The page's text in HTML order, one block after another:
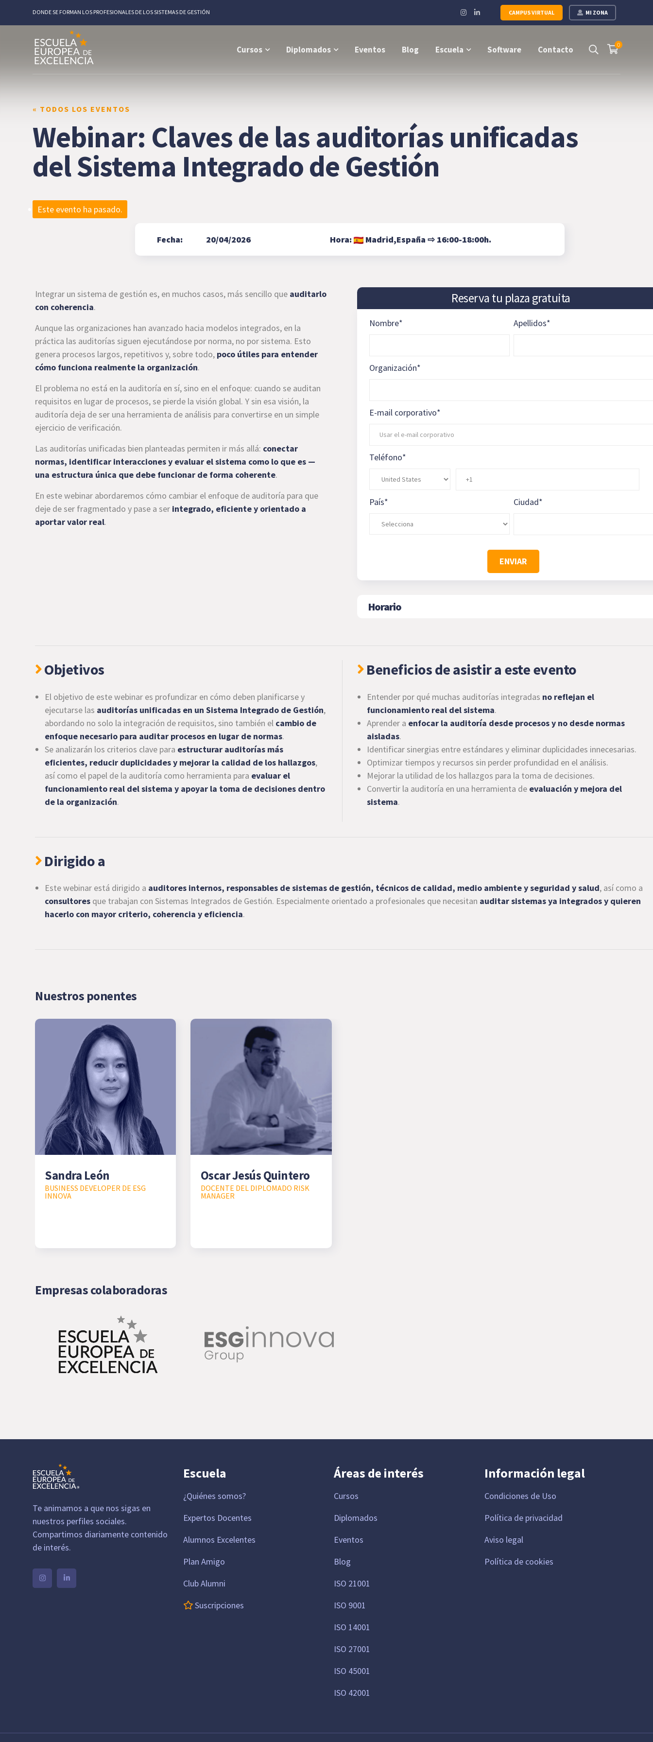
MI ZONA
CAMPUS VIRTUAL
DONDE SE FORMAN LOS PROFESIONALES DE LOS SISTEMAS DE GESTIÓN
Instagram
Profile
LinkedIn
Profile
0
Cursos Diplomados Eventos Blog Escuela Software Contacto
« TODOS LOS EVENTOS
Webinar: Claves de las auditorías unificadas
del Sistema Integrado de Gestión
Este evento ha pasado.
Fecha: 20/04/2026 Hora: Madrid,España ⇨ 16:00-18:00h.
Integrar un sistema de gestión es, en muchos casos, más sencillo que auditarlo
con coherencia.
Aunque las organizaciones han avanzado hacia modelos integrados, en la
práctica las auditorías siguen ejecutándose por norma, no por sistema. Esto
genera procesos largos, repetitivos y, sobre todo, poco útiles para entender
cómo funciona realmente la organización.
El problema no está en la auditoría en sí, sino en el enfoque: cuando se auditan
requisitos en lugar de procesos, se pierde la visión global. Y sin esa visión, la
auditoría deja de ser una herramienta de análisis para convertirse en un simple
ejercicio de verificación.
Las auditorías unificadas bien planteadas permiten ir más allá: conectar
normas, identificar interacciones y evaluar el sistema como lo que es —
una estructura única que debe funcionar de forma coherente.
En este webinar abordaremos cómo cambiar el enfoque de auditoría para que
deje de ser fragmentado y pase a ser integrado, eficiente y orientado a
aportar valor real.
Reserva tu plaza gratuita
Nombre* Apellidos*
Organización*
E-mail corporativo*
Teléfono*
País* Ciudad*
Horario
Objetivos
El objetivo de este webinar es profundizar en cómo deben planificarse y
ejecutarse las auditorías unificadas en un Sistema Integrado de Gestión,
abordando no solo la integración de requisitos, sino también el cambio de
enfoque necesario para auditar procesos en lugar de normas.
Se analizarán los criterios clave para estructurar auditorías más
eficientes, reducir duplicidades y mejorar la calidad de los hallazgos,
así como el papel de la auditoría como herramienta para evaluar el
funcionamiento real del sistema y apoyar la toma de decisiones dentro
de la organización.
Beneficios de asistir a este evento
Entender por qué muchas auditorías integradas no reflejan el
funcionamiento real del sistema.
Aprender a enfocar la auditoría desde procesos y no desde normas
aisladas.
Identificar sinergias entre estándares y eliminar duplicidades innecesarias.
Optimizar tiempos y recursos sin perder profundidad en el análisis.
Mejorar la utilidad de los hallazgos para la toma de decisiones.
Convertir la auditoría en una herramienta de evaluación y mejora del
sistema.
Dirigido a
Este webinar está dirigido a auditores internos, responsables de sistemas de gestión, técnicos de calidad, medio ambiente y seguridad y salud, así como a
consultores que trabajan con Sistemas Integrados de Gestión. Especialmente orientado a profesionales que necesitan auditar sistemas ya integrados y quieren
hacerlo con mayor criterio, coherencia y eficiencia.
Nuestros ponentes
Sandra León
BUSINESS DEVELOPER DE ESG
INNOVA
Oscar Jesús Quintero
DOCENTE DEL DIPLOMADO RISK
MANAGER
Empresas colaboradoras
Te animamos a que nos sigas en
nuestros perfiles sociales.
Compartimos diariamente contenido
de interés.
Escuela
¿Quiénes somos?
Expertos Docentes
Alumnos Excelentes
Plan Amigo
Club Alumni
Suscripciones
Áreas de interés
Cursos
Diplomados
Eventos
Blog
ISO 21001
ISO 9001
ISO 14001
ISO 27001
ISO 45001
ISO 42001
Información legal
Condiciones de Uso
Política de privacidad
Aviso legal
Política de cookies